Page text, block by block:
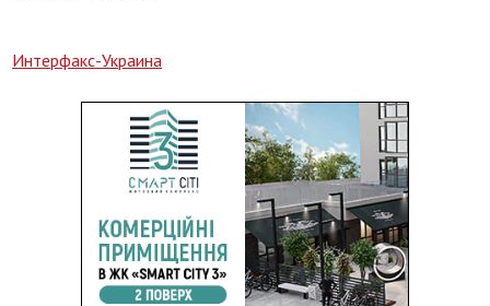
Интерфакс-Украина